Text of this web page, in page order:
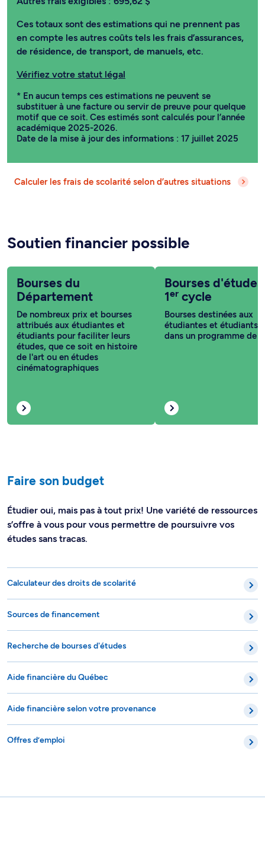
Ces totaux sont des estimations qui ne prennent pas
en compte les autres coûts tels les frais d’assurances,
de résidence, de transport, de manuels, etc.
Vérifiez votre statut légal
* En aucun temps ces estimations ne peuvent se
substituer à une facture ou servir de preuve pour quelque
motif que ce soit. Ces estimés sont calculés pour l’année
académique 2025-2026.
Date de la mise à jour des informations : 17 juillet 2025
Calculer les frais de scolarité selon d’autres situations
Soutien financier possible
Bourses du
Département
De nombreux prix et bourses
attribués aux étudiantes et
étudiants pour faciliter leurs
études, que ce soit en histoire
de l'art ou en études
cinématographiques
Bourses
1er cycle
Bourses destinées aux
étudiantes et étudiants
dans un programme de 1
Faire son budget
Étudier oui, mais pas à tout prix! Une variété de ressources
s’offre à vous pour vous permettre de poursuivre vos
études sans tracas.
Calculateur des droits de scolarité
Sources de financement
Recherche de bourses d'études
Aide financière du Québec
Aide financière selon votre provenance
Offres d’emploi